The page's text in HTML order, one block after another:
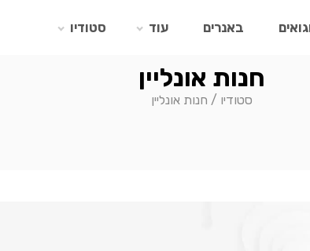
באנרים עוד סטודיו
חנות אונליין
סטודיו / חנות אונליין